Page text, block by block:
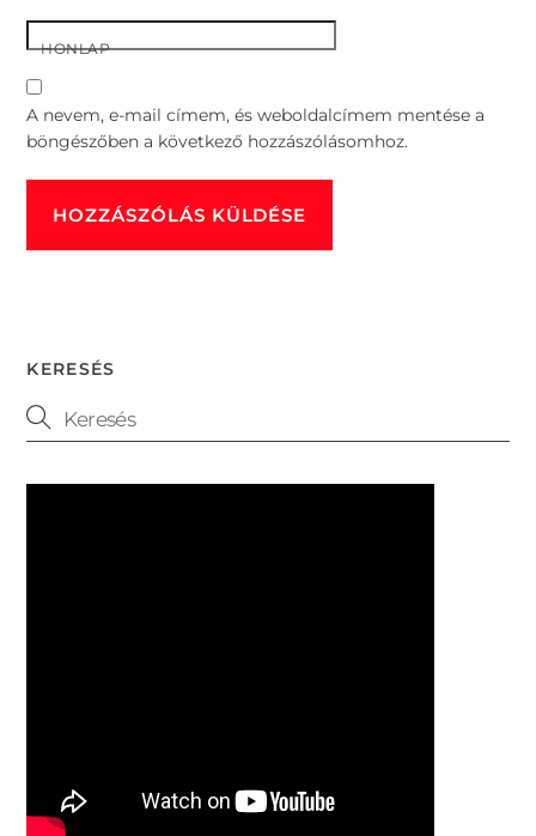
HONLAP
A nevem, e-mail címem, és weboldalcímem mentése a
böngészőben a következő hozzászólásomhoz.
KERESÉS